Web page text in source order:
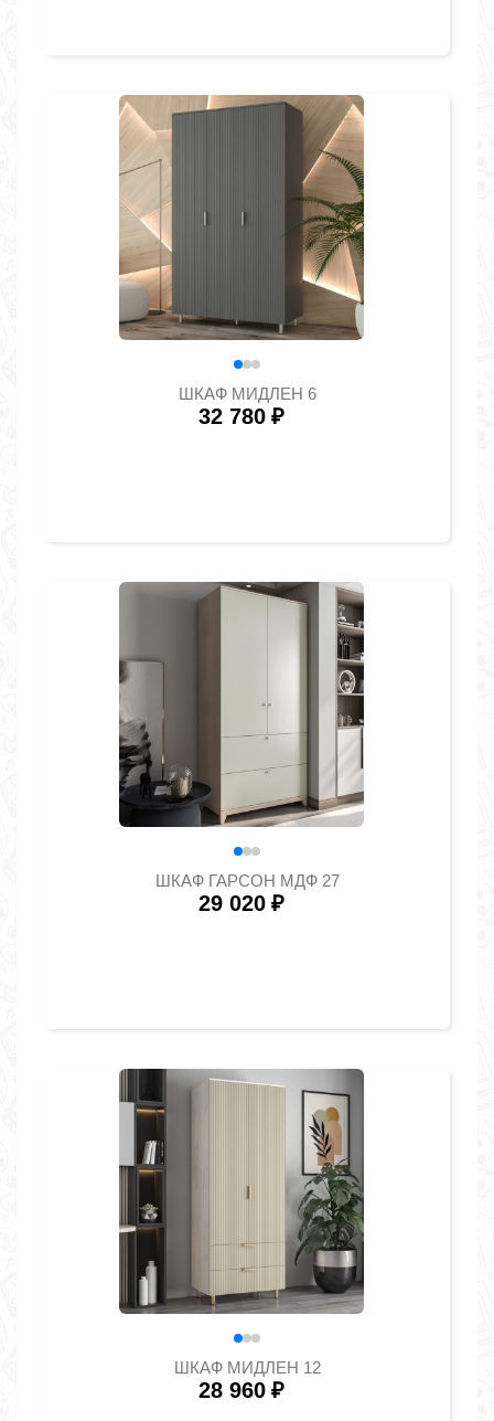
ШКАФ МИДЛЕН 6
32 780 ₽
ШКАФ ГАРСОН МДФ 27
29 020 ₽
ШКАФ МИДЛЕН 12
28 960 ₽